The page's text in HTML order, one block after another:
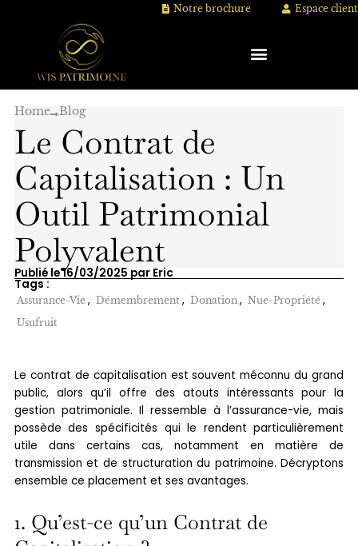
Notre brochure Espace client
Home Blog
Le Contrat de
Capitalisation : Un
Outil Patrimonial
Polyvalent
Publié le 16/03/2025 par Eric
Tags :
Assurance-Vie , Démembrement , Donation , Nue-Propriété ,
Usufruit
Le contrat de capitalisation est souvent méconnu du grand
public, alors qu’il offre des atouts intéressants pour la
gestion patrimoniale. Il ressemble à l’assurance-vie, mais
possède des spécificités qui le rendent particulièrement
utile dans certains cas, notamment en matière de
transmission et de structuration du patrimoine. Décryptons
ensemble ce placement et ses avantages.
1. Qu’est-ce qu’un Contrat de